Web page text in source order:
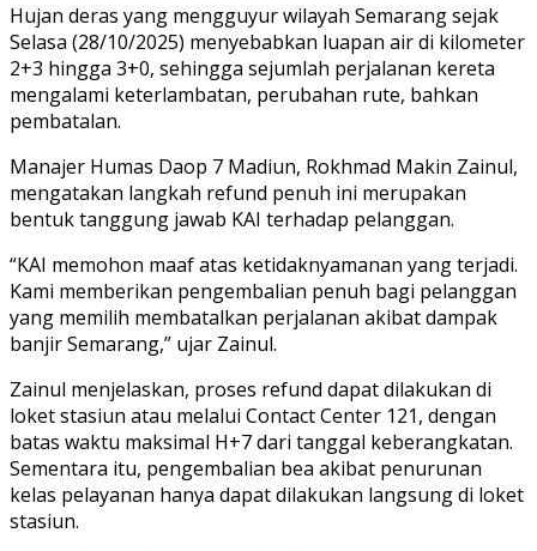
Hujan deras yang mengguyur wilayah Semarang sejak
Selasa (28/10/2025) menyebabkan luapan air di kilometer
2+3 hingga 3+0, sehingga sejumlah perjalanan kereta
mengalami keterlambatan, perubahan rute, bahkan
pembatalan.
Manajer Humas Daop 7 Madiun, Rokhmad Makin Zainul,
mengatakan langkah refund penuh ini merupakan
bentuk tanggung jawab KAI terhadap pelanggan.
“KAI memohon maaf atas ketidaknyamanan yang terjadi.
Kami memberikan pengembalian penuh bagi pelanggan
yang memilih membatalkan perjalanan akibat dampak
banjir Semarang,” ujar Zainul.
Zainul menjelaskan, proses refund dapat dilakukan di
loket stasiun atau melalui Contact Center 121, dengan
batas waktu maksimal H+7 dari tanggal keberangkatan.
Sementara itu, pengembalian bea akibat penurunan
kelas pelayanan hanya dapat dilakukan langsung di loket
stasiun.